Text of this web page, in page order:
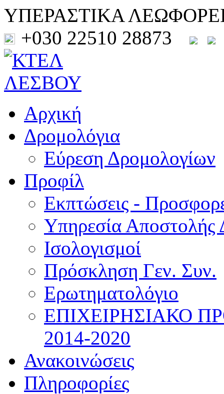
ΥΠΕΡΑΣΤΙΚΑ
+030 22510 28873
Αρχική
Δρομολόγια
Εύρεση Δρομολογίων
Προφίλ
Εκπτώσεις -
Υπηρεσία Αποστολής
Ισολογισμοί
Πρόσκληση Γεν. Συν.
Ερωτηματολόγιο
ΕΠΙΧΕΙΡΗΣΙΑΚΟ
2014-2020
Ανακοινώσεις
Πληροφορίες